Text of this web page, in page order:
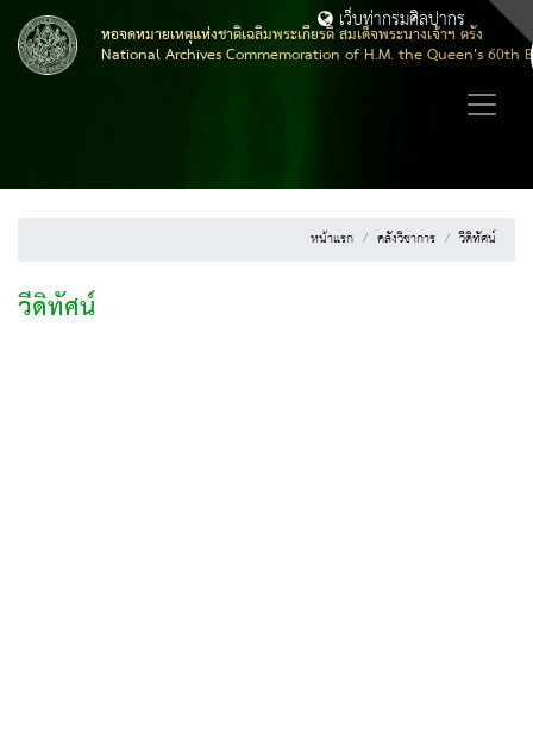
หอจดหมายเหตุแห่งชาติเฉลิมพระเกียรติ สมเด็จพระนางเจ้าฯ ตรัง
National Archives Commemoration of H.M. the Queen's 60th
เว็บท่ากรมศิลปากร
หน้าแรก คลังวิชาการ วีดิทัศน์
วีดิทัศน์